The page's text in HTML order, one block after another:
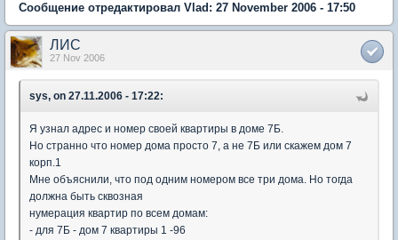
Сообщение отредактировал Vlad: 27 November 2006 - 17:50
ЛИС
27 Nov 2006
sys, on 27.11.2006 - 17:22:
Я узнал адрес и номер своей квартиры в доме 7Б.
Но странно что номер дома просто 7, а не 7Б или скажем дом 7
корп.1
Мне объяснили, что под одним номером все три дома. Но тогда
должна быть сквозная
нумерация квартир по всем домам:
- для 7Б - дом 7 квартиры 1 -96